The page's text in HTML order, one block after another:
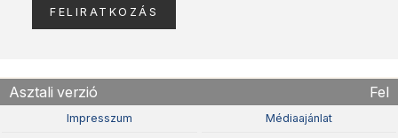
Asztali verzió Fel
Impresszum Médiaajánlat